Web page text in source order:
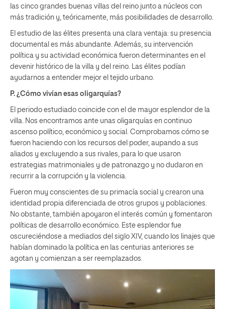
las cinco grandes buenas villas del reino junto a núcleos con
más tradición y, teóricamente, más posibilidades de desarrollo.
El estudio de las élites presenta una clara ventaja: su presencia
documental es más abundante. Además, su intervención
política y su actividad económica fueron determinantes en el
devenir histórico de la villa y del reino. Las élites podían
ayudarnos a entender mejor el tejido urbano.
P. ¿Cómo vivían esas oligarquías?
El periodo estudiado coincide con el de mayor esplendor de la
villa. Nos encontramos ante unas oligarquías en continuo
ascenso político, económico y social. Comprobamos cómo se
fueron haciendo con los recursos del poder, aupando a sus
aliados y excluyendo a sus rivales, para lo que usaron
estrategias matrimoniales y de patronazgo y no dudaron en
recurrir a la corrupción y la violencia.
Fueron muy conscientes de su primacía social y crearon una
identidad propia diferenciada de otros grupos y poblaciones.
No obstante, también apoyaron el interés común y fomentaron
políticas de desarrollo económico. Este esplendor fue
oscureciéndose a mediados del siglo XIV, cuando los linajes que
habían dominado la política en las centurias anteriores se
agotan y comienzan a ser reemplazados.